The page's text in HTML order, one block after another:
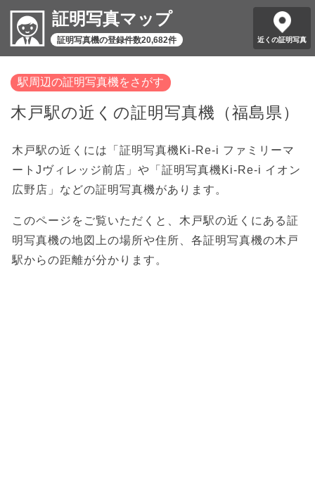
証明写真マップ
証明写真機の登録件数20,682件 近くの証明写真
駅周辺の証明写真機をさがす
木戸駅の近くの証明写真機（福島県）
木戸駅の近くには「証明写真機Ki-Re-i ファミリーマ
ートJヴィレッジ前店」や「証明写真機Ki-Re-i イオン
広野店」などの証明写真機があります。
このページをご覧いただくと、木戸駅の近くにある証
明写真機の地図上の場所や住所、各証明写真機の木戸
駅からの距離が分かります。